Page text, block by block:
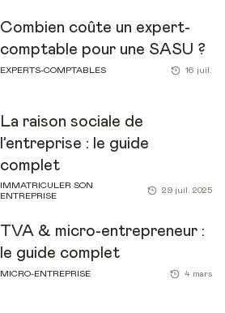
Combien coûte un expert-
comptable pour une SASU ?
EXPERTS-COMPTABLES 16 juil.
La raison sociale de
l’entreprise : le guide
complet
IMMATRICULER SON
ENTREPRISE
29 juil. 2025
TVA & micro-entrepreneur :
le guide complet
MICRO-ENTREPRISE 4 mars